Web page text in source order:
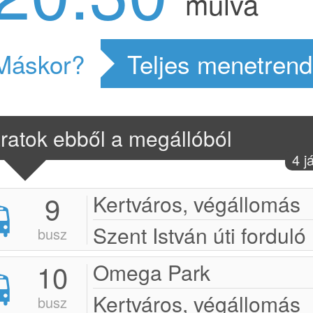
Teljes menetrend
ebből a megállóból
4
9
busz
Kertváros, végállomás
Szent István úti forduló
10
busz
Omega Park
Kertváros, végállomás